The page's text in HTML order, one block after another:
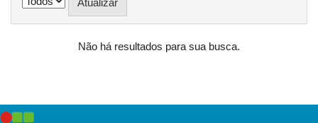
Não há resultados para sua busca.